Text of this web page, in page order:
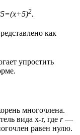
(x+5)2.
как
упростить
многочлена.
вида x-r, где r—
равен нулю.